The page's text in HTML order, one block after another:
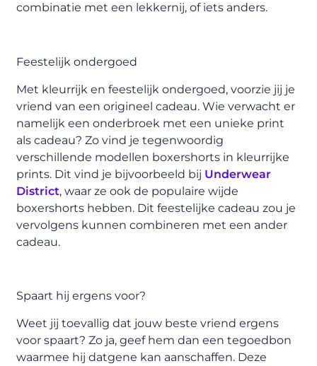
combinatie met een lekkernij, of iets anders.
Feestelijk ondergoed
Met kleurrijk en feestelijk ondergoed, voorzie jij je
vriend van een origineel cadeau. Wie verwacht er
namelijk een onderbroek met een unieke print
als cadeau? Zo vind je tegenwoordig
verschillende modellen boxershorts in kleurrijke
prints. Dit vind je bijvoorbeeld bij Underwear
District, waar ze ook de populaire wijde
boxershorts hebben. Dit feestelijke cadeau zou je
vervolgens kunnen combineren met een ander
cadeau.
Spaart hij ergens voor?
Weet jij toevallig dat jouw beste vriend ergens
voor spaart? Zo ja, geef hem dan een tegoedbon
waarmee hij datgene kan aanschaffen. Deze